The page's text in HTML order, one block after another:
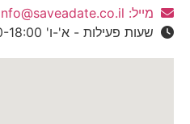
מייל: info@saveadate.co.il
שעות פעילות - א'-ו' 9:00-18:00